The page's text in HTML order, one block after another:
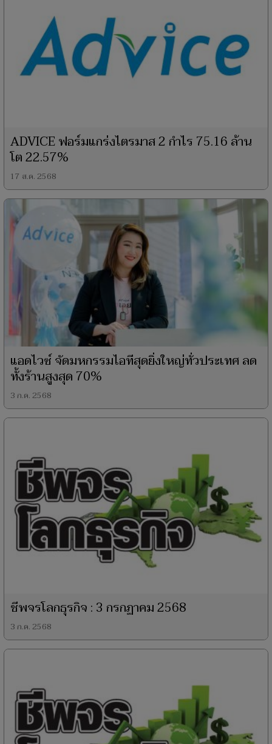
ADVICE ฟอร์มแกร่งไตรมาส 2 กำไร 75.16 ล้าน
โต 22.57%
17 ส.ค. 2568
แอดไวซ์ จัดมหกรรมไอทีสุดยิ่งใหญ่ทั่วประเทศ ลด
ทั้งร้านสูงสุด 70%
3 ก.ค. 2568
ชีพจรโลกธุรกิจ : 3 กรกฏาคม 2568
3 ก.ค. 2568